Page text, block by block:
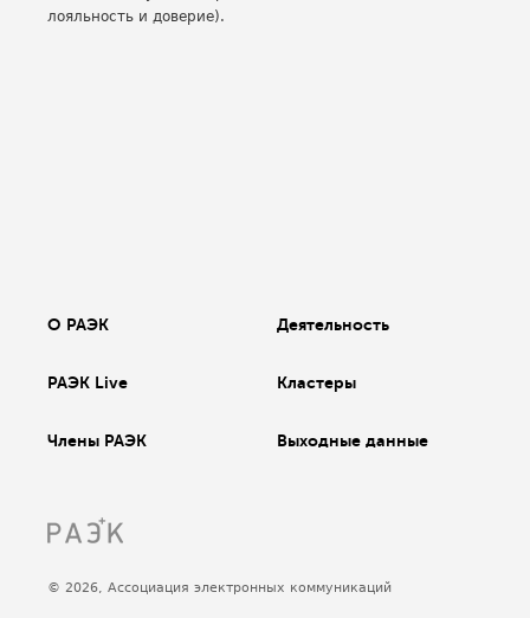
лояльность и доверие).
О РАЭК Деятельность
РАЭК Live Кластеры
Члены РАЭК Выходные данные
© 2026, Ассоциация электронных коммуникаций